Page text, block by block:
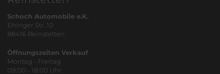
Schoch Automobile e.K.
Ehinger Str. 10
88416 Reinstetten
Öffnungszeiten Verkauf
Montag - Freitag
09:00 - 18:00 Uhr